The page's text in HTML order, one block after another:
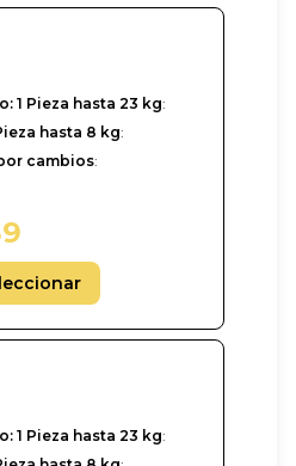
1 Pieza hasta 23 kg:
hasta 8 kg:
cambios:
1 Pieza hasta 23 kg: